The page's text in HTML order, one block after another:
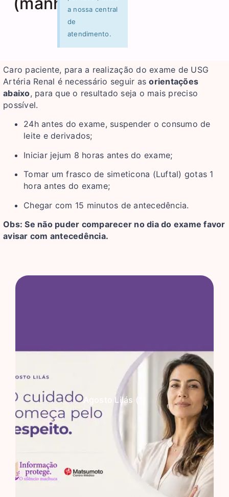
a nossa central
de
atendimento.
Agosto Lilás (1)
Caro paciente, para a realização do exame de USG
Artéria Renal é necessário seguir asorientações
abaixo, para que o resultado seja o mais preciso
possível.
24h antes do exame, suspender o consumo de
leite e derivados;
Iniciar jejum 8 horas antes do exame;
Tomar um frasco de simeticona (Luftal) gotas 1
hora antes do exame;
Chegar com 15 minutos de antecedência.
Obs: Se não puder comparecer no dia do exame favor
avisar com antecedência.